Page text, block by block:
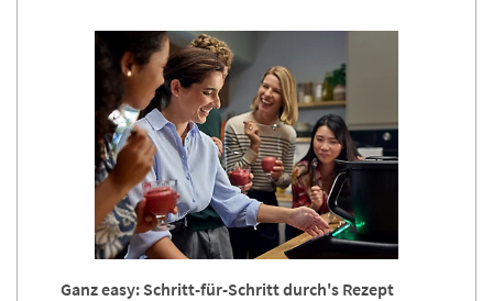
Thermomix® und jede Menge Ideen für deine
Alltagsküche.
Besonders cool:Deine persönlichen
Rezeptlisten mit deinen Lieblingsrezeptenhast
du blitzschnell erstellt und immer griffbereit.
Zur Rezept-Inspiration ›
Ganz easy: Schritt-für-Schritt durch's Rezept